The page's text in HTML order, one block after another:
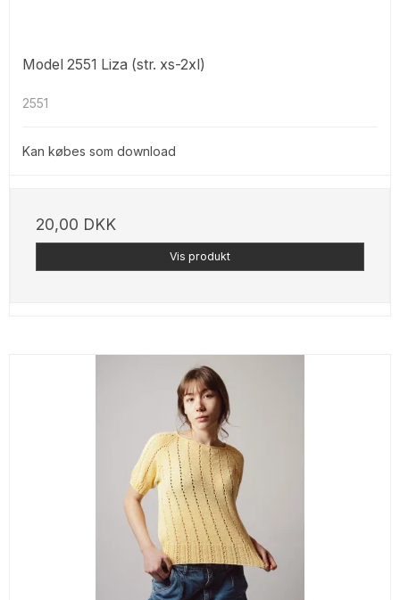
Model 2551 Liza (str. xs-2xl)
2551
Kan købes som download
20,00 DKK
Vis produkt